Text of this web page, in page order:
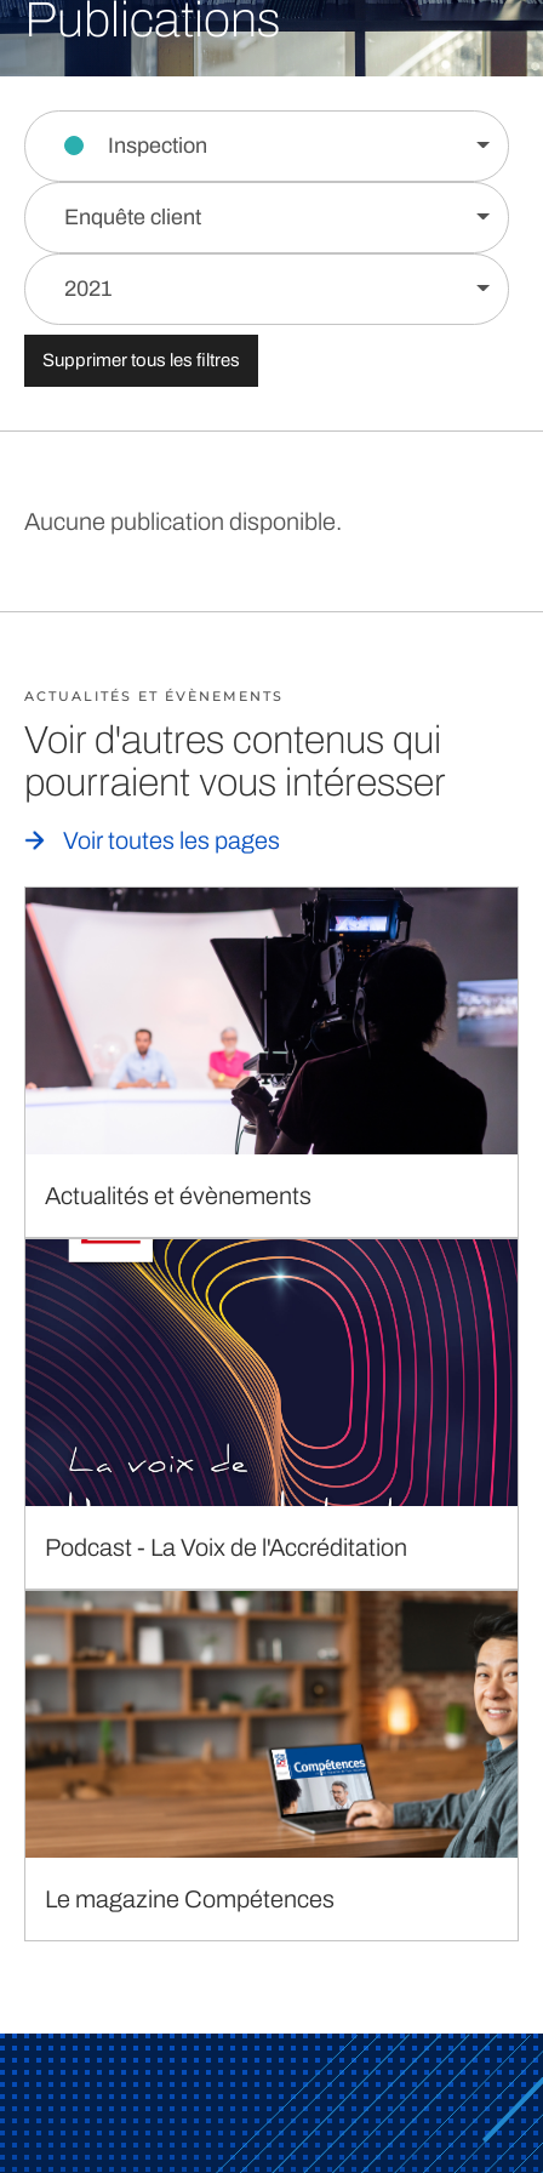
Publications
Inspection
Enquête client
2021
Supprimer tous les filtres
Aucune publication disponible.
ACTUALITÉS ET ÉVÈNEMENTS
Voir d'autres contenus qui
pourraient vous intéresser
Voir toutes les pages
Actualités et évènements
Podcast - La Voix de l'Accréditation
Le magazine Compétences